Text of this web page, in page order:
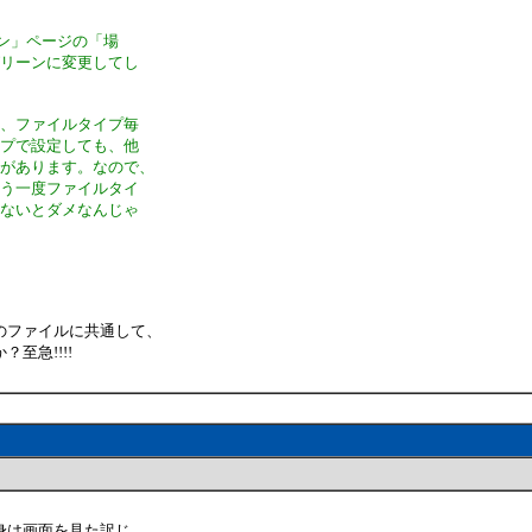
」ページの「場
ーンに変更してし
ファイルタイプ毎
で設定しても、他
あります。なので、
一度ファイルタイ
いとダメなんじゃ
ァイルに共通して、
？至急!!!!